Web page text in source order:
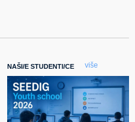
NAŠI/E STUDENTI/CE više